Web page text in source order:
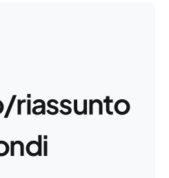
riassunto